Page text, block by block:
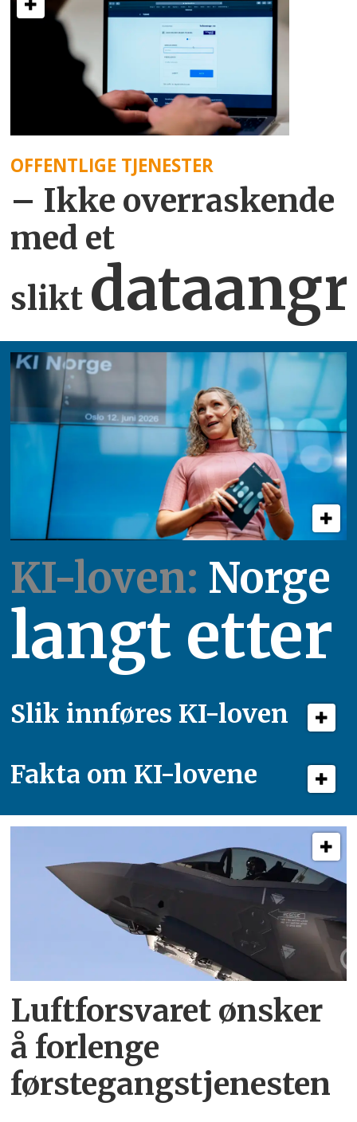
OFFENTLIGE TJENESTER
– Ikke overraskende
med et
slikt
KI-loven: Norge
langt etter
Slik innføres KI-loven
Fakta om KI-lovene
Luftforsvaret ønsker
å forlenge
førstegangstjenesten